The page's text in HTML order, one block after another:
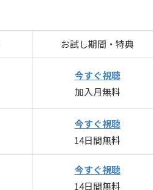
お試し期間・特典
今すぐ視聴
加入月無料
今すぐ視聴
14日間無料
今すぐ視聴
14日間無料